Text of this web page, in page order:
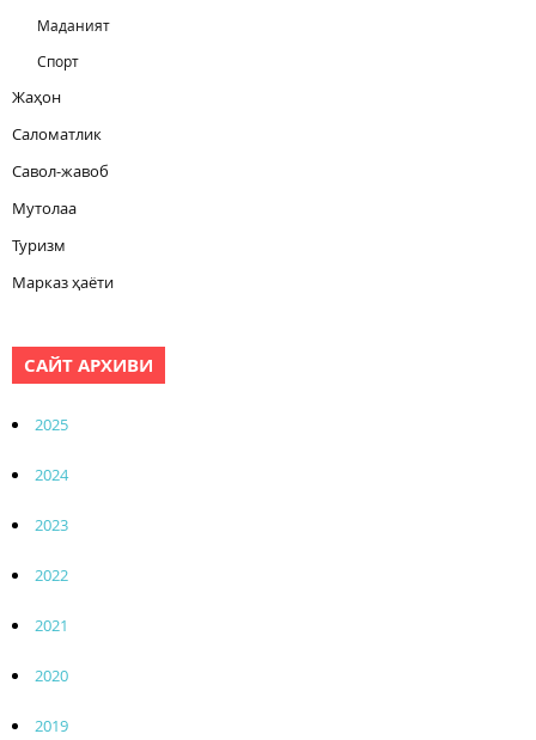
Маданият
Спорт
Жаҳон
Саломатлик
Савол-жавоб
Мутолаа
Туризм
Марказ ҳаёти
САЙТ АРХИВИ
2025
2024
2023
2022
2021
2020
2019